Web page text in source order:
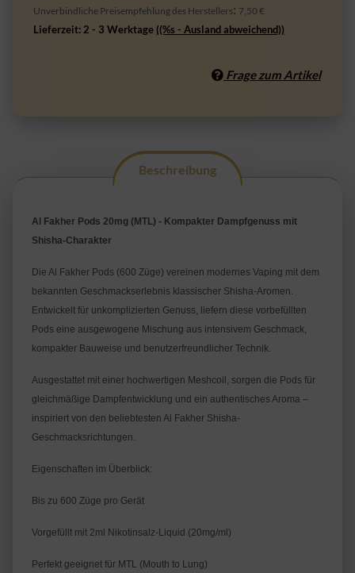
Unverbindliche Preisempfehlung des Herstellers: 7,50 €
Lieferzeit: 2 - 3 Werktage ((%s - Ausland abweichend))
Frage zum Artikel
Beschreibung
Al Fakher Pods 20mg (MTL) - Kompakter Dampfgenuss mit
Shisha-Charakter
Die Al Fakher Pods (600 Züge) vereinen modernes Vaping mit dem
bekannten Geschmackserlebnis klassischer Shisha-Aromen.
Entwickelt für unkomplizierten Genuss, liefern diese vorbefüllten
Pods eine ausgewogene Mischung aus intensivem Geschmack,
kompakter Bauweise und benutzerfreundlicher Technik.
Ausgestattet mit einer hochwertigen Meshcoil, sorgen die Pods für
gleichmäßige Dampfentwicklung und ein authentisches Aroma –
inspiriert von den beliebtesten Al Fakher Shisha-
Geschmacksrichtungen.
Eigenschaften im Überblick:
Bis zu 600 Züge pro Gerät
Vorgefüllt mit 2ml Nikotinsalz-Liquid (20mg/ml)
Perfekt geeignet für MTL (Mouth to Lung)